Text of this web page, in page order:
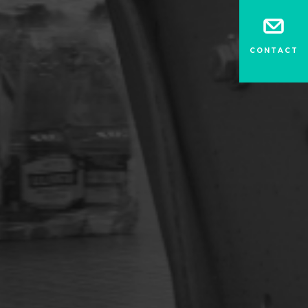
CONTACT